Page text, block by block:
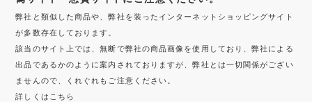
弊社と類似した商品や、弊社を装ったインターネットショッピングサイト
が多数存在しております。
該当のサイト上では、無断で弊社の商品画像を使用しており、弊社による
出品であるかのように案内されておりますが、弊社とは一切関係がござい
ませんので、くれぐれもご注意ください。
詳しくはこちら